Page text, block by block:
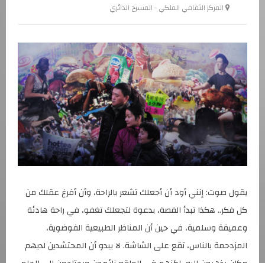
المركز الثقافي الملكي - المسرح الدائري
يقول صوت: إنني أود أن أجعلك تشعر بالراحة، وأن أفرغ عقلك من
كل فكر.. هكذا تبدأ القصة، بدعوة لتجعلك تغفو، في راحة هادئة
وعميقة وسلمية، في حين أن المناظر الطبيعية الفوضوية،
المزدحمة بالناس، تقع على الشاشة. لا يبدو أن المحتشدين لديهم